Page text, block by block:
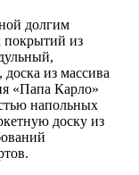
долгим
покрытий из
из массива
«Папа Карло»
напольных
доску из